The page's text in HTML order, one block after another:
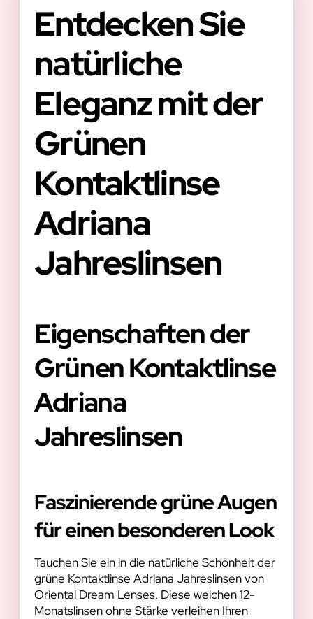
Entdecken Sie
natürliche
Eleganz mit der
Grünen
Kontaktlinse
Adriana
Jahreslinsen
Eigenschaften der
Grünen Kontaktlinse
Adriana
Jahreslinsen
Faszinierende grüne Augen
für einen besonderen Look
Tauchen Sie ein in die natürliche Schönheit der
grüne Kontaktlinse Adriana Jahreslinsen von
Oriental Dream Lenses. Diese weichen 12-
Monatslinsen ohne Stärke verleihen Ihren